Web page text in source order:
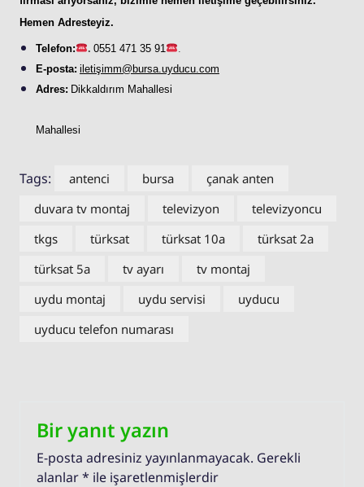
Hemen Adresteyiz.
Telefon: . 0551 471 35 91
E-posta: iletişimm@bursa. uyducu .com
Adres: Dikkaldırım Mahallesi
Mahallesi
Tags: antenci bursa
çanak anten
duvara tv montaj
televizyon
televizyoncu
tkgs
türksat türksat 10a
türksat 2a
türksat 5a
tv ayarı
tv montaj
uydu montaj
uydu servisi
uyducu
uyducu telefon numarası
Bir yanıt yazın
E-posta adresiniz yayınlanmayacak. Gerekli
alanlar* ile işaretlenmişlerdir